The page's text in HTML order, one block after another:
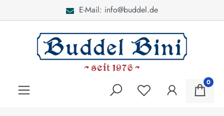
E-Mail: info@buddel.de
0